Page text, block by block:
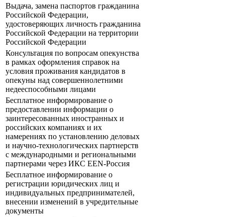
Выдача, замена паспортов гражданина
Российской Федерации,
удостоверяющих личность гражданина
Российской Федерации на территории
Российской Федерации
Консультация по вопросам опекунства
в рамках оформления справок на
условия проживания кандидатов в
опекуны над совершеннолетними
недееспособными лицами
Бесплатное информирование о
предоставлении информации о
заинтересованных иностранных и
российских компаниях и их
намерениях по установлению деловых
и научно-технологических партнерств
с международными и региональными
партнерами через ИКС EEN-Россия
Бесплатное информирование о
регистрации юридических лиц и
индивидуальных предпринимателей,
внесении изменений в учредительные
документы